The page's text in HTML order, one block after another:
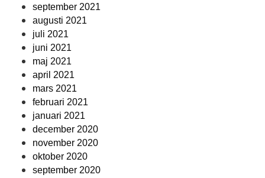
september 2021
augusti 2021
juli 2021
juni 2021
maj 2021
april 2021
mars 2021
februari 2021
januari 2021
december 2020
november 2020
oktober 2020
september 2020